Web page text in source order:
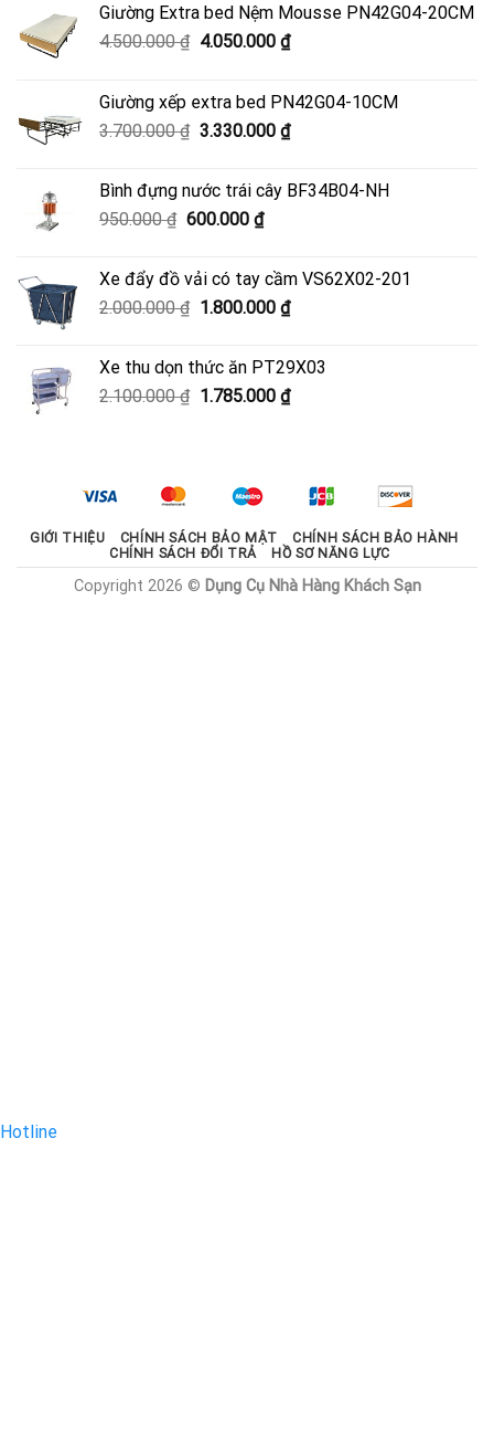
Giường Extra bed Nệm Mousse PN42G04-20CM
4.500.000₫ Giá
4.500.000 ₫.
4.050.000 ₫Giá
là:
4.050.000 ₫.
Giường xếp extra bed PN42G04-10CM
3.700.000₫ Giá
3.700.000 ₫.
3.330.000 ₫Giá
là:
Bình đựng nước trái cây BF34B04-NH
950.000₫ Giá
950.000 ₫.
600.000 ₫Giá
là:
600.000 ₫.
Xe đẩy đồ vải có tay cầm VS62X02-201
2.000.000₫ Giá
2.000.000 ₫.
1.800.000 ₫Giá
là:
1.800.000 ₫.
Xe thu dọn thức ăn PT29X03
2.100.000₫ Giá
1.785.000 ₫Giá
1.785.000 ₫.
GIỚI THIỆU CHÍNH SÁCH BẢO MẬT
CHÍNH SÁCH BẢO HÀNH
CHÍNH SÁCH ĐỔI TRẢ
HỒ SƠ NĂNG LỰC
Copyright 2026 © Dụng Cụ Nhà Hàng Khách Sạn
Hotline